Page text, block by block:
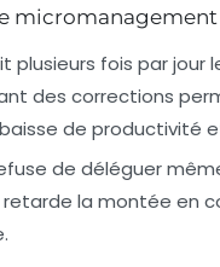
plusieurs fois par
des corrections
de productivité
de déléguer
retarde la montée en